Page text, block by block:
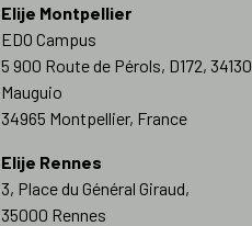
Elije Montpellier
EDO Campus
5 900 Route de Pérols, D172, 34130
Mauguio
34965 Montpellier, France
Elije Rennes
3, Place du Général Giraud,
35000 Rennes